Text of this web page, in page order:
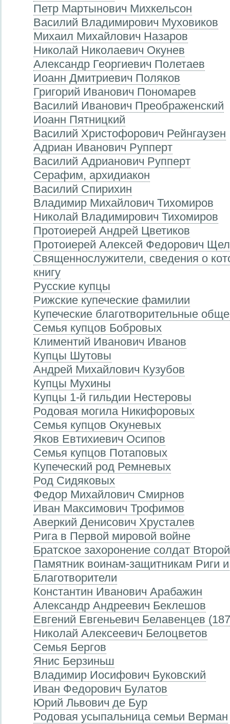
Петр Мартынович Михкельсон
Василий Владимирович Муховиков
Михаил Михайлович Назаров
Николай Николаевич Окунев
Александр Георгиевич Полетаев
Иоанн Дмитриевич Поляков
Григорий Иванович Пономарев
Василий Иванович Преображенский
Иоанн Пятницкий
Василий Христофорович Рейнгаузен
Адриан Иванович Рупперт
Василий Адрианович Рупперт
Серафим, архидиакон
Василий Спирихин
Владимир Михайлович Тихомиров
Николай Владимирович Тихомиров
Протоиерей Андрей Цветиков
Протоиерей Алексей Федорович
Священнослужители, сведения о
книгу
Русские купцы
Рижские купеческие фамилии
Купеческие благотворительные
Семья купцов Бобровых
Климентий Иванович Иванов
Купцы Шутовы
Андрей Михайлович Кузубов
Купцы Мухины
Купцы 1-й гильдии Нестеровы
Родовая могила Никифоровых
Семья купцов Окуневых
Яков Евтихиевич Осипов
Семья купцов Потаповых
Купеческий род Ремневых
Род Сидяковых
Федор Михайлович Смирнов
Иван Максимович Трофимов
Аверкий Денисович Хрусталев
Рига в Первой мировой войне
Братское захоронение солдат
Памятник воинам-защитникам Риги
Благотворители
Константин Иванович Арабажин
Александр Андреевич Беклешов
Евгений Евгеньевич Белавенцев
Николай Алексеевич Белоцветов
Семья Бергов
Янис Берзиньш
Владимир Иосифович Буковский
Иван Федорович Булатов
Юрий Львович де Бур
Родовая усыпальница семьи Верман